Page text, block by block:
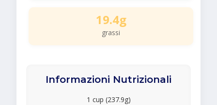
19.4g
grassi
Informazioni Nutrizionali
1 cup (237.9g)